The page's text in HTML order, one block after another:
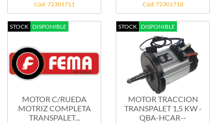
Cód: 72301711 Cód: 72301710
STOCK DISPONIBLE
MOTOR C/RUEDA
MOTRIZ COMPLETA
TRANSPALET...
STOCK DISPONIBLE
MOTOR TRACCION
TRANSPALET 1,5 KW -
QBA-HCAR--